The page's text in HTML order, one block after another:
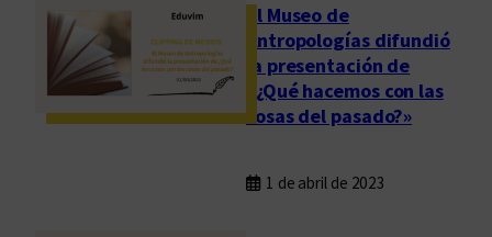
El Museo de
Antropologías difundió
la presentación de
«¿Qué hacemos con las
cosas del pasado?»
1 de abril de 2023